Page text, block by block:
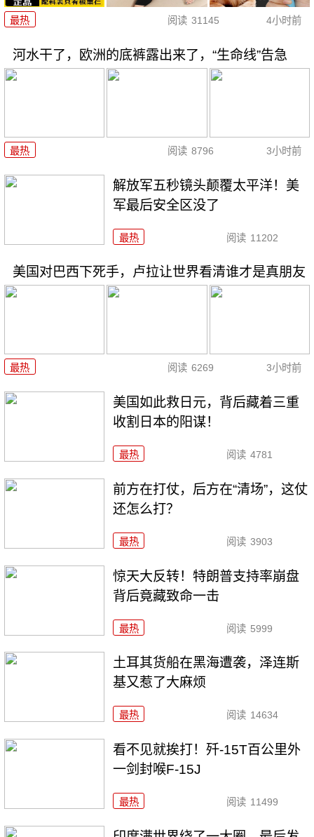
最热 阅读 31145 4小时前
河水干了，欧洲的底裤露出来了，“生命线”告急
最热 阅读 8796 3小时前
解放军五秒镜头颠覆太平洋！美
军最后安全区没了
最热 阅读 11202
美国对巴西下死手，卢拉让世界看清谁才是真朋友
最热 阅读 6269 3小时前
美国如此救日元，背后藏着三重
收割日本的阳谋！
最热 阅读 4781
前方在打仗，后方在“清场”，这仗
还怎么打？
最热 阅读 3903
惊天大反转！特朗普支持率崩盘
背后竟藏致命一击
最热 阅读 5999
土耳其货船在黑海遭袭，泽连斯
基又惹了大麻烦
最热 阅读 14634
看不见就挨打！歼-15T百公里外
一剑封喉F-15J
最热 阅读 11499